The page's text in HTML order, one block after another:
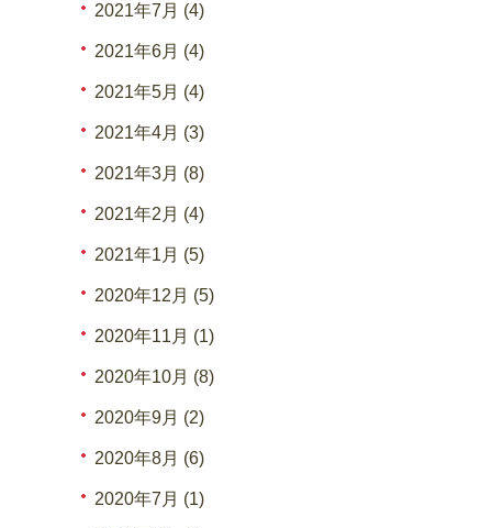
2021年7月 (4)
2021年6月 (4)
2021年5月 (4)
2021年4月 (3)
2021年3月 (8)
2021年2月 (4)
2021年1月 (5)
2020年12月 (5)
2020年11月 (1)
2020年10月 (8)
2020年9月 (2)
2020年8月 (6)
2020年7月 (1)